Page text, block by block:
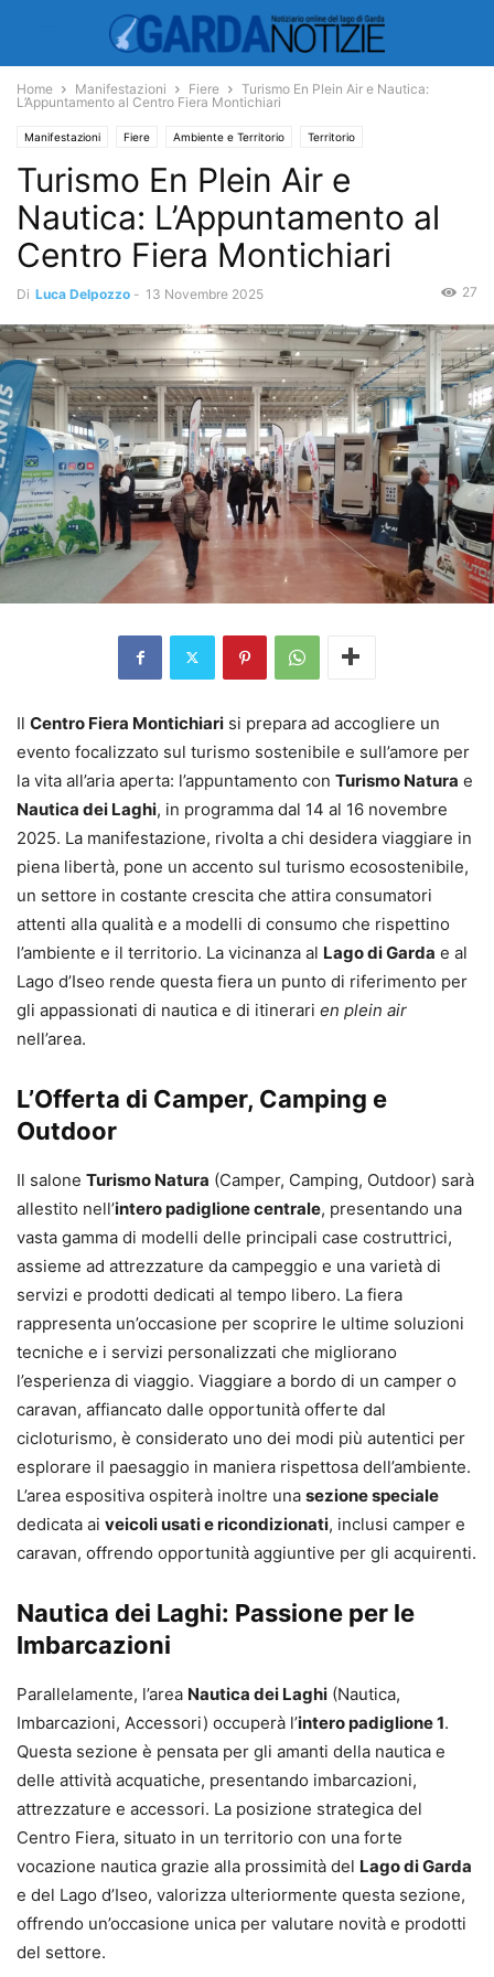
Home Manifestazioni Fiere
Turismo En Plein Air e Nautica:
L’Appuntamento al Centro Fiera Montichiari
Manifestazioni Fiere Ambiente e Territorio Territorio
Economia e Turismo Turismo
Turismo En Plein Air e
Nautica: L’Appuntamento al
Centro Fiera Montichiari
Di Luca Delpozzo - 13 Novembre 2025 27
Il Centro Fiera Montichiari si prepara ad accogliere un
evento focalizzato sul turismo sostenibile e sull’amore per
la vita all’aria aperta: l’appuntamento con Turismo Natura e
Nautica dei Laghi, in programma dal 14 al 16 novembre
2025. La manifestazione, rivolta a chi desidera viaggiare in
piena libertà, pone un accento sul turismo ecosostenibile,
un settore in costante crescita che attira consumatori
attenti alla qualità e a modelli di consumo che rispettino
l’ambiente e il territorio. La vicinanza al Lago di Garda e al
Lago d’Iseo rende questa fiera un punto di riferimento per
gli appassionati di nautica e di itinerari en plein air
nell’area.
L’Offerta di Camper, Camping e
Outdoor
Il salone Turismo Natura (Camper, Camping, Outdoor) sarà
allestito nell’intero padiglione centrale, presentando una
vasta gamma di modelli delle principali case costruttrici,
assieme ad attrezzature da campeggio e una varietà di
servizi e prodotti dedicati al tempo libero. La fiera
rappresenta un’occasione per scoprire le ultime soluzioni
tecniche e i servizi personalizzati che migliorano
l’esperienza di viaggio. Viaggiare a bordo di un camper o
caravan, affiancato dalle opportunità offerte dal
cicloturismo, è considerato uno dei modi più autentici per
esplorare il paesaggio in maniera rispettosa dell’ambiente.
L’area espositiva ospiterà inoltre una sezione speciale
dedicata ai veicoli usati e ricondizionati, inclusi camper e
caravan, offrendo opportunità aggiuntive per gli acquirenti.
Nautica dei Laghi: Passione per le
Imbarcazioni
Parallelamente, l’area Nautica dei Laghi (Nautica,
Imbarcazioni, Accessori) occuperà l’intero padiglione 1.
Questa sezione è pensata per gli amanti della nautica e
delle attività acquatiche, presentando imbarcazioni,
attrezzature e accessori. La posizione strategica del
Centro Fiera, situato in un territorio con una forte
vocazione nautica grazie alla prossimità del Lago di Garda
e del Lago d’Iseo, valorizza ulteriormente questa sezione,
offrendo un’occasione unica per valutare novità e prodotti
del settore.